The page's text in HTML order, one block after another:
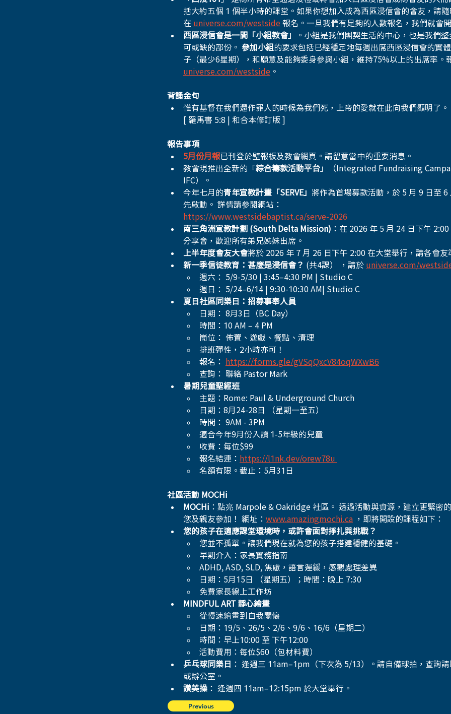
括大約五個 1 個半小時的課堂。如果你想加入成為西區浸信會的會友，請隨
在 universe.com/westside 報名。一旦我們有足夠的人數報名，我們就會開
西區浸信會是一間「小組教會」
。小組是我們團契生活的中心，也是我們
可或缺的部份。 參加小組 的要求包括已經穩定地每週出席西區浸信會的實
子（最少6星期），和願意及能夠委身參與小組，維持75%以上的出席率。
universe.com/westside 。
背誦金句
惟有基督在我們還作罪人的時候為我們死，上帝的愛就在此向我們顯明了。
[ 羅馬書 5:8 | 和合本修訂版 ]
報告事項
5月份月報已刊登於壁報板及教會網頁。請留意當中的重要消息。
教會現推出全新的「綜合籌款活動平台 」（Integrated Fundraising
IFC）。
今年七月的青年宣教計畫「SERVE」 將作為首場募款活動，於 5 月 9 日至 6
先啟動。 詳情請參閱網站：
https://www.westsidebaptist.ca/serve-2026
南三角洲宣教計劃 (South Delta Mission) ：在 2026 年 5 月 24 日下午
分享會，歡迎所有弟兄姊妹出席。
上半年度會友大會將於 2026 年 7 月 26 日下午 2:00 在大堂舉行，請各會友
新一季信徒教育：甚麼是浸信會？ (共4課） ，請於 universe.com/
週六： 5/9-5/30 | 3:45–4:30 PM | Studio C
週日： 5/24–6/14 | 9:30-10:30 AM| Studio C
夏日社區同樂日：招募事奉人員
日期： 8月3日（BC Day）
時間：10 AM – 4 PM
崗位： 佈置、遊戲、餐點、清理
排班彈性，2小時亦可！
報名：
https://forms.gle/gVSqQxcV84oqWXwB6
查詢： 聯絡 Pastor Mark
暑期兒童聖經班
主題：Rome: Paul & Underground Church
日期：8月24-28日 （星期一至五）
時間： 9AM - 3PM
適合今年9月份入讀 1-5年級的兒童
收費：每位$99
報名結連： https://l1nk.dev/orew78u
名額有限。截止：5月31日
社區活動 MOCHi
MOCHi ：點亮 Marpole & Oakridge 社區。 透過活動與資源，建立更緊密
您及親友參加！ 網址： www.amazingmochi.ca ，即將開設的課程如下：
您的孩子在適應課堂環境時，或許會面對掙扎與挑戰？
您並不孤單。讓我們現在就為您的孩子搭建穩健的基礎。
早期介入：家長實務指南
ADHD, ASD, SLD, 焦慮，語言遲緩，感觀處理差異
日期：5月15日 （星期五）；時間：晚上 7:30
免費家長線上工作坊
MINDFUL ART 靜心繪畫
從慢速繪畫到自我關懷
日期：19/5、26/5、2/6、9/6、16/6（星期二）
時間：早上10:00 至 下午12:00
活動費用：每位$60（包材料費）
乒乓球同樂日
： 逢週三 11am–1pm（下次為 5/13）。請自備球拍，查詢
或辦公室。
讚美操 ： 逢週四 11am–12:15pm 於大堂舉行。
Previous